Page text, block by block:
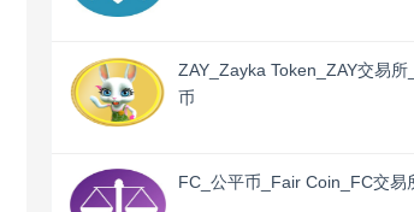
ZAY_Zayka Token_ZAY交易所
币
FC_公平币_Fair Coin_FC交易